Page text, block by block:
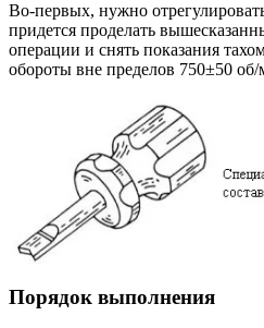
Во-первых, нужно
придется проделать
операции и снять показания
обороты вне пределов 750±50 об/
Порядок выполнения